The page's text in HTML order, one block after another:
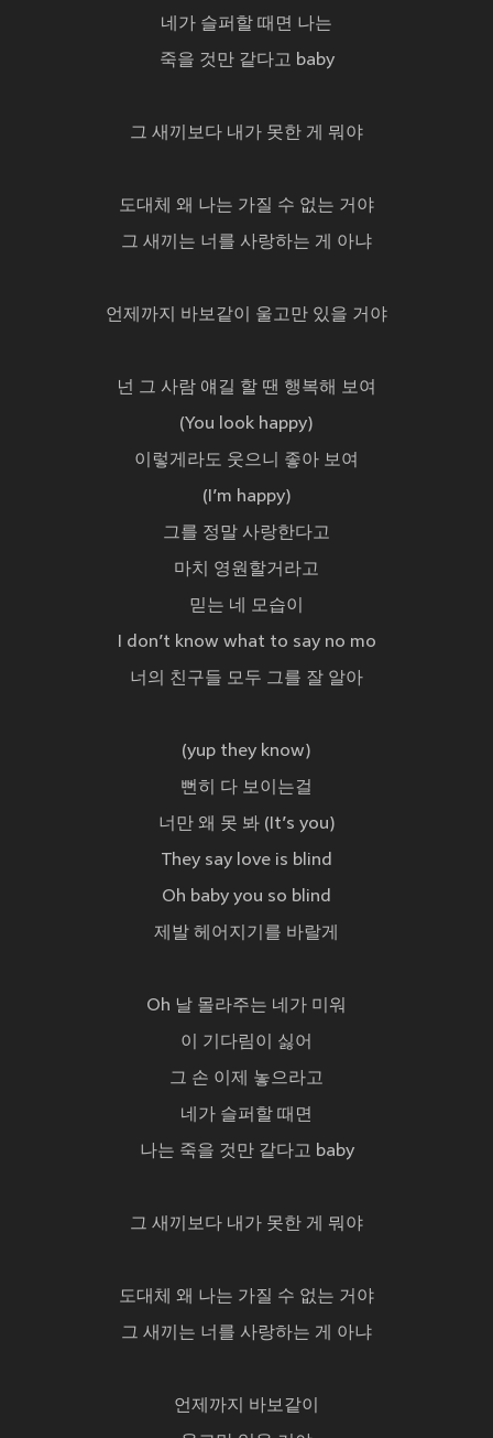
네가 슬퍼할 때면 나는
죽을 것만 같다고 baby
그 새끼보다 내가 못한 게 뭐야
도대체 왜 나는 가질 수 없는 거야
그 새끼는 너를 사랑하는 게 아냐
언제까지 바보같이 울고만 있을 거야
넌 그 사람 얘길 할 땐 행복해 보여
(You look happy)
이렇게라도 웃으니 좋아 보여
(I’m happy)
그를 정말 사랑한다고
마치 영원할거라고
믿는 네 모습이
I don’t know what to say no mo
너의 친구들 모두 그를 잘 알아
(yup they know)
뻔히 다 보이는걸
너만 왜 못 봐 (It’s you)
They say love is blind
Oh baby you so blind
제발 헤어지기를 바랄게
Oh 날 몰라주는 네가 미워
이 기다림이 싫어
그 손 이제 놓으라고
네가 슬퍼할 때면
나는 죽을 것만 같다고 baby
그 새끼보다 내가 못한 게 뭐야
도대체 왜 나는 가질 수 없는 거야
그 새끼는 너를 사랑하는 게 아냐
언제까지 바보같이